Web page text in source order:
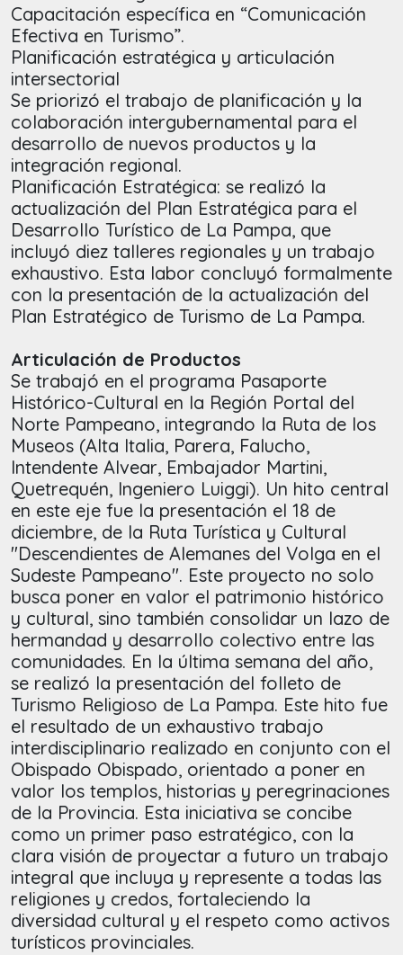
Capacitación específica en “Comunicación
Efectiva en Turismo”.
Planificación estratégica y articulación
intersectorial
Se priorizó el trabajo de planificación y la
colaboración intergubernamental para el
desarrollo de nuevos productos y la
integración regional.
Planificación Estratégica: se realizó la
actualización del Plan Estratégica para el
Desarrollo Turístico de La Pampa, que
incluyó diez talleres regionales y un trabajo
exhaustivo. Esta labor concluyó formalmente
con la presentación de la actualización del
Plan Estratégico de Turismo de La Pampa.
Articulación de Productos
Se trabajó en el programa Pasaporte
Histórico-Cultural en la Región Portal del
Norte Pampeano, integrando la Ruta de los
Museos (Alta Italia, Parera, Falucho,
Intendente Alvear, Embajador Martini,
Quetrequén, Ingeniero Luiggi). Un hito central
en este eje fue la presentación el 18 de
diciembre, de la Ruta Turística y Cultural
"Descendientes de Alemanes del Volga en el
Sudeste Pampeano". Este proyecto no solo
busca poner en valor el patrimonio histórico
y cultural, sino también consolidar un lazo de
hermandad y desarrollo colectivo entre las
comunidades. En la última semana del año,
se realizó la presentación del folleto de
Turismo Religioso de La Pampa. Este hito fue
el resultado de un exhaustivo trabajo
interdisciplinario realizado en conjunto con el
Obispado Obispado, orientado a poner en
valor los templos, historias y peregrinaciones
de la Provincia. Esta iniciativa se concibe
como un primer paso estratégico, con la
clara visión de proyectar a futuro un trabajo
integral que incluya y represente a todas las
religiones y credos, fortaleciendo la
diversidad cultural y el respeto como activos
turísticos provinciales.